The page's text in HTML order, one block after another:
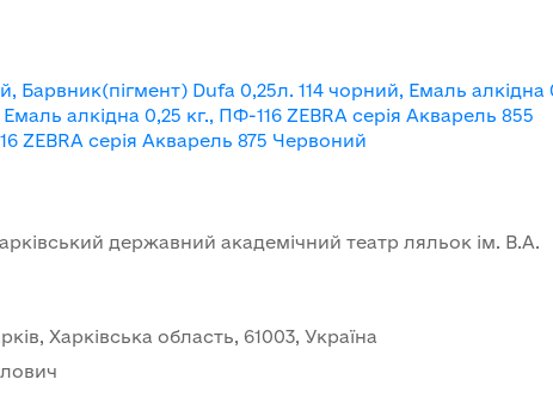
Барвник(пігмент) Dufa 0,25л. 114 чорний, Емаль алкідна
алкідна 0,25 кг., ПФ-116 ZEBRA серія Акварель 855
ZEBRA серія Акварель 875 Червоний
державний академічний театр ляльок ім. В.А.
Харківська область, 61003, Україна